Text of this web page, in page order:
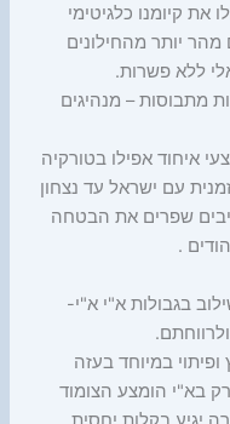
יקבלו את קיומנו כלגיטימי
יותר מהחילונים
ללא פשרות.
מתבוסות – מנהיגים
איחוד אפילו בטורקיה
עם ישראל עד נצחון
שפרים את הבטחה
.
בגבולות א"י א"י-
במיוחד בעזה
בא"י הומצע הצומוד